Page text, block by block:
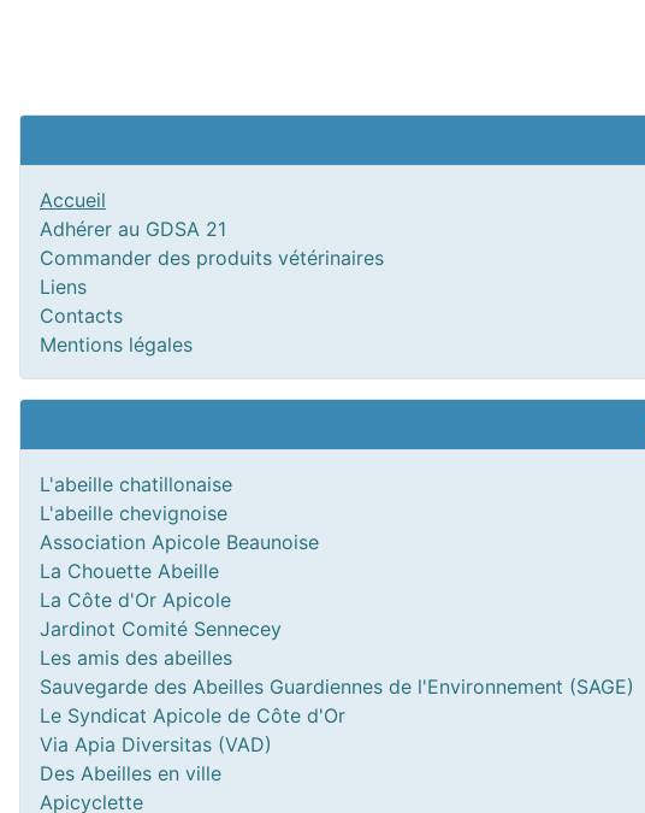
Accueil
Adhérer au GDSA 21
Commander des produits vétérinaires
Liens
Contacts
Mentions légales
L'abeille chatillonaise
L'abeille chevignoise
Association Apicole Beaunoise
La Chouette Abeille
La Côte d'Or Apicole
Jardinot Comité Sennecey
Les amis des abeilles
Sauvegarde des Abeilles Guardiennes de l'Environnement (SAGE)
Le Syndicat Apicole de Côte d'Or
Via Apia Diversitas (VAD)
Des Abeilles en ville
Apicyclette